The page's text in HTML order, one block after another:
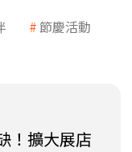
節慶活動
！擴大展店